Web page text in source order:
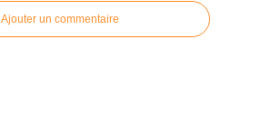
Ajouter un commentaire